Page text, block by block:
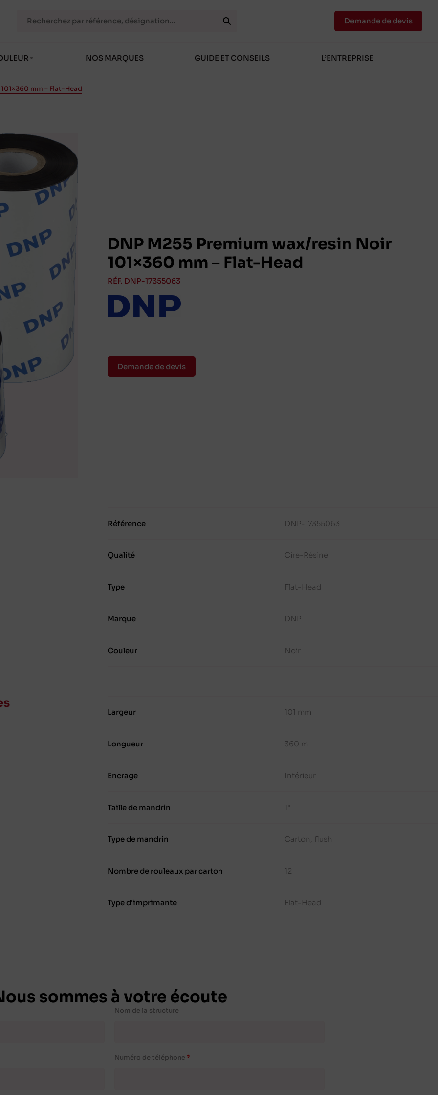
NOS MARQUES GUIDE ET CONSEILS L’ENTREPRISE
Demande de devis
mm – Flat-Head
DNP M255 Premium wax/resin Noir
101×360 mm – Flat-Head
RÉF. DNP-17355063
Demande de devis
Référence DNP-17355063
Qualité Cire-Résine
Type Flat-Head
Marque DNP
Couleur Noir
Largeur 101 mm
Longueur 360 m
Encrage Intérieur
Taille de mandrin 1"
Type de mandrin Carton, flush
Nombre de rouleaux par carton 12
Type d'imprimante Flat-Head
sommes à votre écoute
Nom de la structure
Numéro de téléphone